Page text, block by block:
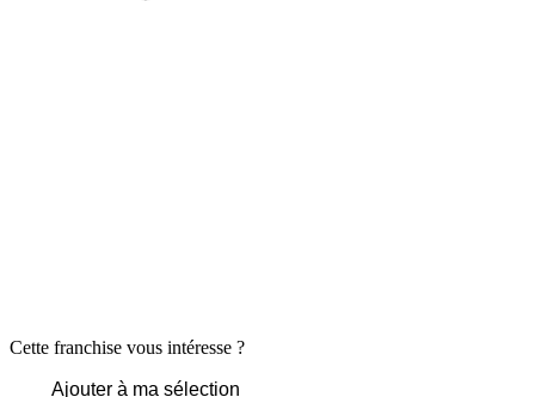
Cette franchise vous intéresse ?
Ajouter à ma sélection